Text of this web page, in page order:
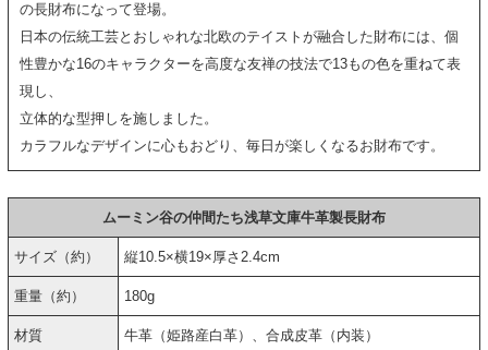
の長財布になって登場。
日本の伝統工芸とおしゃれな北欧のテイストが融合した財布には、個
性豊かな16のキャラクターを高度な友禅の技法で13もの色を重ねて表
現し、
立体的な型押しを施しました。
カラフルなデザインに心もおどり、毎日が楽しくなるお財布です。
ムーミン谷の仲間たち浅草文庫牛革製長財布
サイズ（約） 縦10.5×横19×厚さ2.4cm
重量（約） 180g
材質 牛革（姫路産白革）、合成皮革（内装）